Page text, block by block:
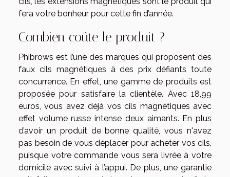
fera votre bonheur pour cette fin d’année.
Combien coûte le produit ?
Phibrows est l’une des marques qui proposent des
faux cils magnétiques à des prix défiants toute
concurrence. En effet, une gamme de produits est
proposée pour satisfaire la clientèle. Avec 18,99
euros, vous avez déjà vos cils magnétiques avec
effet volume russe intense deux aimants. En plus
d’avoir un produit de bonne qualité, vous n'avez
pas besoin de vous déplacer pour acheter vos cils,
puisque votre commande vous sera livrée à votre
domicile avec suivi à l’appui. De plus, une garantie